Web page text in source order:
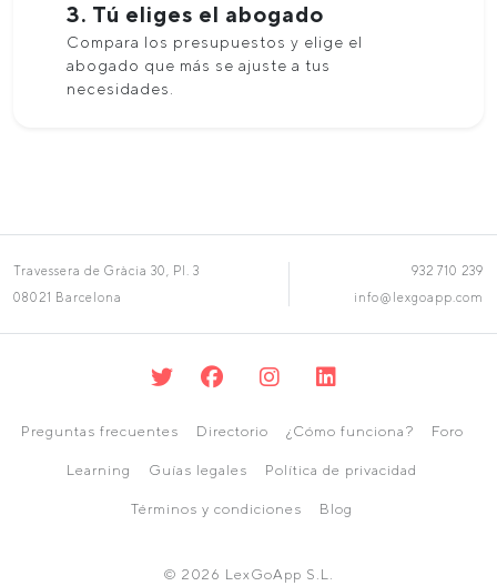
3. Tú eliges el abogado
Compara los presupuestos y elige el
abogado que más se ajuste a tus
necesidades.
Travessera de Gràcia 30, Pl. 3
08021 Barcelona
932 710 239
info@lexgoapp.com
Preguntas frecuentes Directorio ¿Cómo funciona? Foro
Learning Guías legales Política de privacidad
Términos y condiciones Blog
© 2026 LexGoApp S.L.